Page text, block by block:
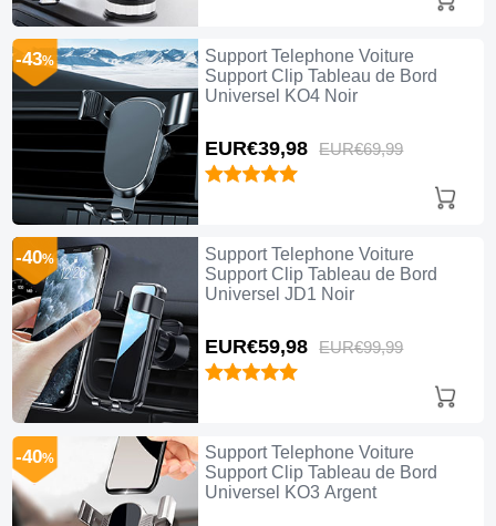
Support Telephone Voiture
Support Clip Tableau de Bord
Universel KO4 Noir
EUR€39,98 EUR€69,99
-43%
Support Telephone Voiture
Support Clip Tableau de Bord
Universel JD1 Noir
EUR€59,98 EUR€99,99
-40%
Support Telephone Voiture
Support Clip Tableau de Bord
Universel KO3 Argent
-40%